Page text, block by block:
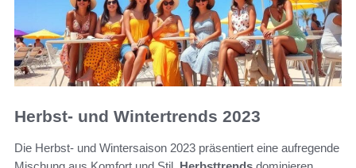
Herbst- und Wintertrends 2023
Die Herbst- und Wintersaison 2023 präsentiert eine aufregende